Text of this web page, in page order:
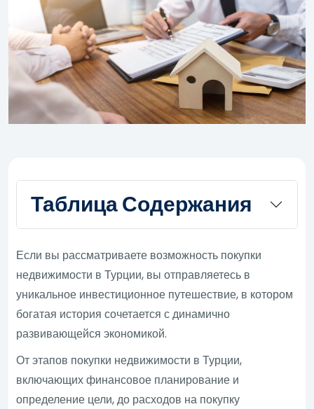
Таблица Содержания
Если вы рассматриваете возможность покупки
недвижимости в Турции, вы отправляетесь в
уникальное инвестиционное путешествие, в котором
богатая история сочетается с динамично
развивающейся экономикой.
От этапов покупки недвижимости в Турции,
включающих финансовое планирование и
определение цели, до расходов на покупку